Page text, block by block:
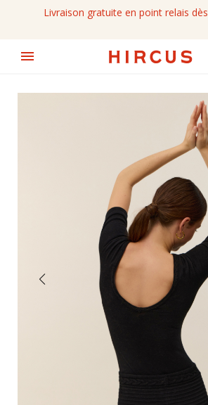
Livraison gratuite en point relais